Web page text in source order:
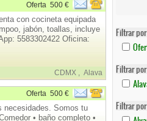
Oferta 500 €
con cocineta equipada
jabón, toallas, incluye
5583302422 Oficina:
CDMX , Alava
Oferta 500 €
necesidades. Somos tu
• baño completo •
Filtrar
Apply
Oferta
Filter
Filtrar
Apply
Alava
Filter
Filtrar
Apply